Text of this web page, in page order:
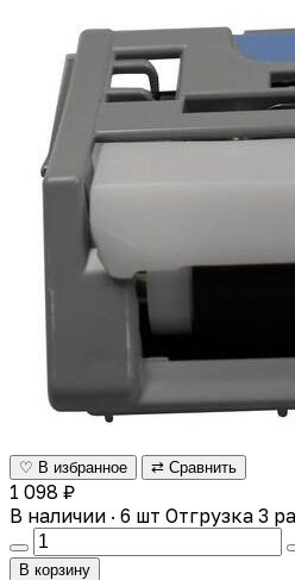
♡ В избранное ⇄ Сравнить
1 098 ₽
В наличии · 6 шт Отгрузка 3
В корзину